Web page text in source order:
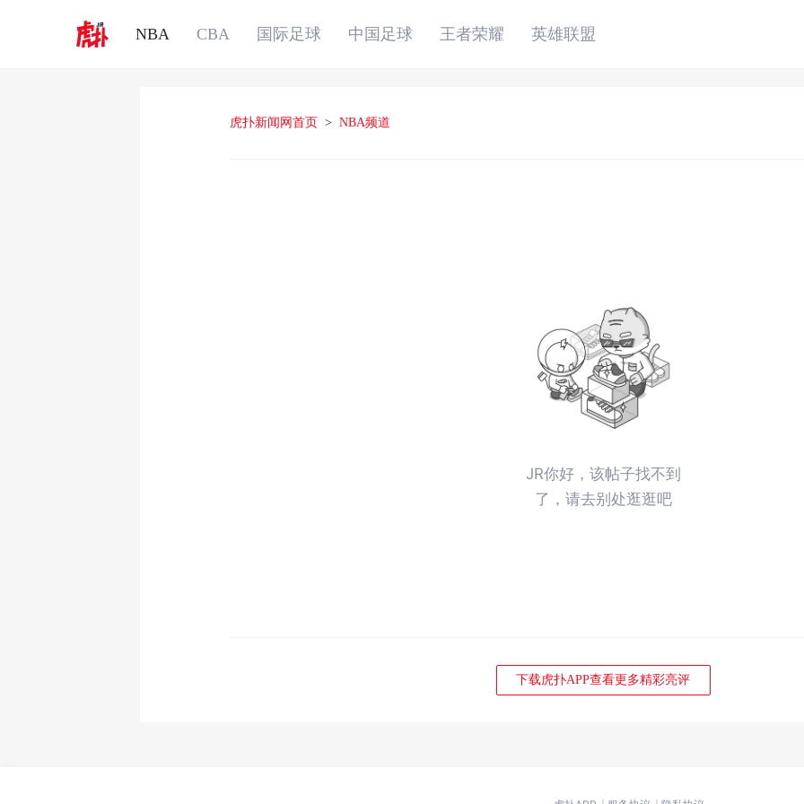
NBA CBA 国际足球 中国足球 王者荣耀 英雄联盟
虎扑新闻网首页 > NBA频道
JR你好，该帖子找不到
了，请去别处逛逛吧
下载虎扑APP查看更多精彩亮评